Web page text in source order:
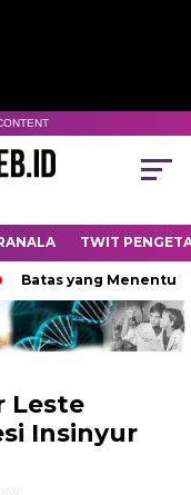
TWIT
yang Menentukan
Leste
Insinyur